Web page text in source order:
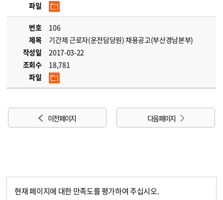
파일
번호
106
제목
기간제 근로자(운전담당원) 채용공고(부산경남본부)
작성일
2017-03-22
조회수
18,781
파일
이전 페이지 다음 페이지
현재 페이지에 대한 만족도를 평가하여 주십시오.